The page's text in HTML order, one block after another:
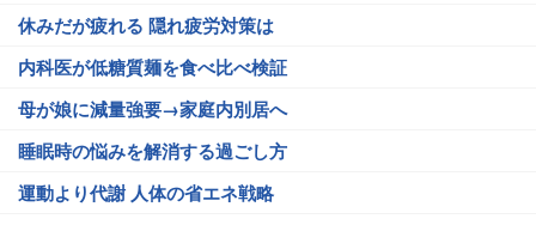
休みだが疲れる 隠れ疲労対策は
内科医が低糖質麺を食べ比べ検証
母が娘に減量強要→家庭内別居へ
睡眠時の悩みを解消する過ごし方
運動より代謝 人体の省エネ戦略